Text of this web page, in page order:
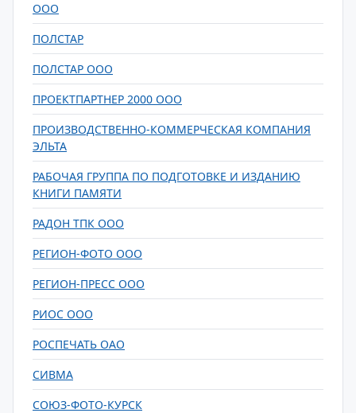
ООО
ПОЛСТАР
ПОЛСТАР ООО
ПРОЕКТПАРТНЕР 2000 ООО
ПРОИЗВОДСТВЕННО-КОММЕРЧЕСКАЯ КОМПАНИЯ
ЭЛЬТА
РАБОЧАЯ ГРУППА ПО ПОДГОТОВКЕ И ИЗДАНИЮ
КНИГИ ПАМЯТИ
РАДОН ТПК ООО
РЕГИОН-ФОТО ООО
РЕГИОН-ПРЕСС ООО
РИОС ООО
РОСПЕЧАТЬ ОАО
СИВМА
СОЮЗ-ФОТО-КУРСК